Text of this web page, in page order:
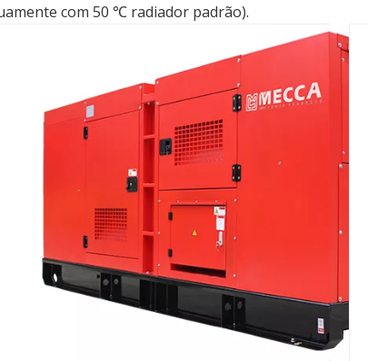
com 50 ℃ radiador padrão).